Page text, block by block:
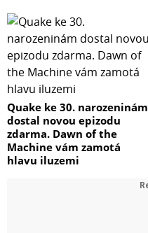
Quake ke 30. narozeninám
dostal novou epizodu
zdarma. Dawn of the
Machine vám zamotá
hlavu iluzemi